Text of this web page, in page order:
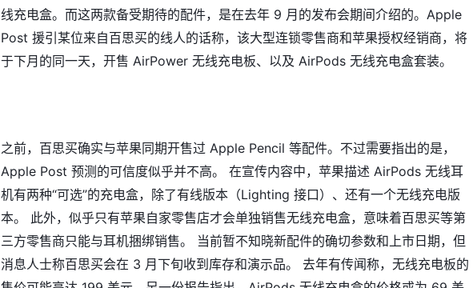
线充电盒。而这两款备受期待的配件，是在去年 9 月的发布会期间介绍的。Apple
Post 援引某位来自百思买的线人的话称，该大型连锁零售商和苹果授权经销商，将
于下月的同一天，开售 AirPower 无线充电板、以及 AirPods 无线充电盒套装。
之前，百思买确实与苹果同期开售过 Apple Pencil 等配件。不过需要指出的是，
Apple Post 预测的可信度似乎并不高。 在宣传内容中，苹果描述 AirPods 无线耳
机有两种“可选”的充电盒，除了有线版本（Lighting 接口）、还有一个无线充电版
本。 此外，似乎只有苹果自家零售店才会单独销售无线充电盒，意味着百思买等第
三方零售商只能与耳机捆绑销售。 当前暂不知晓新配件的确切参数和上市日期，但
消息人士称百思买会在 3 月下旬收到库存和演示品。 去年有传闻称，无线充电板的